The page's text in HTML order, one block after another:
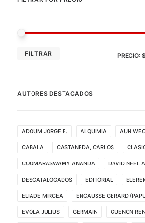
FILTRAR PRECIO:
AUTORES DESTACADOS
ADOUM JORGE E. ALQUIMIA AUN
CABALA CASTANEDA, CARLOS
COOMARASWAMY ANANDA DAVID NEEL
DESCATALOGADOS EDITORIAL
ELIADE MIRCEA ENCAUSSE GERARD
EVOLA JULIUS GERMAIN GUENON